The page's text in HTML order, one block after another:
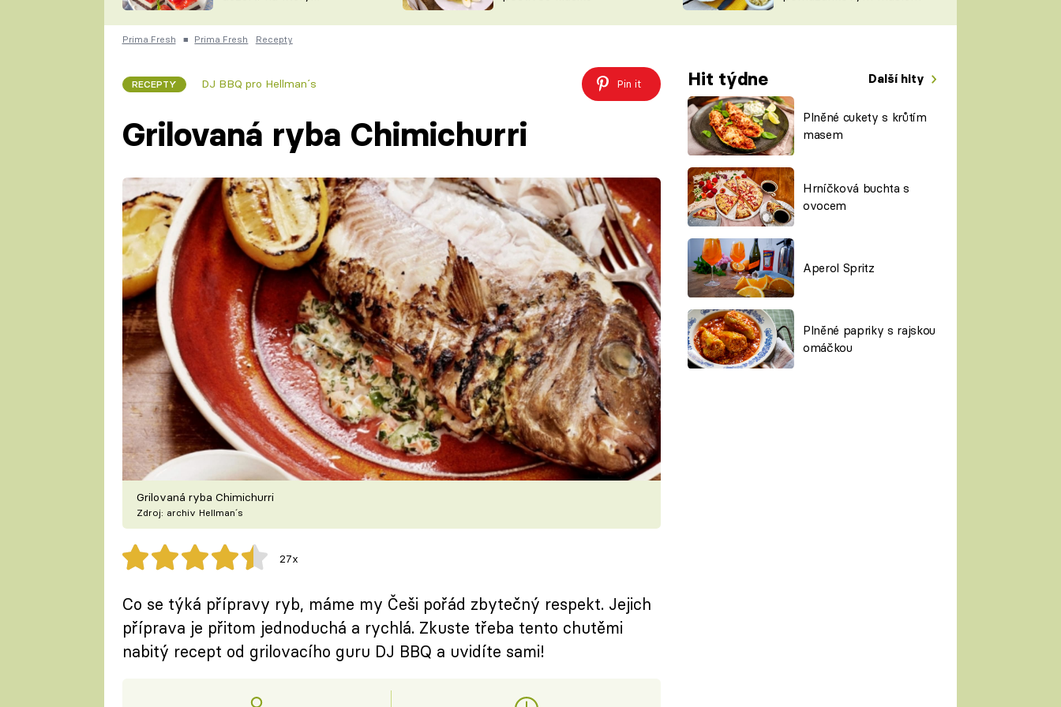
ČESKO NA TALÍŘI
KUCHAŘKA
VYCHYTÁVKY
ŠÉFREDAKTORKY
ČASOPIS
Prima Fresh ■ Prima Fresh Recepty
RECEPTY DJ BBQ pro Hellman´s Pin it Hit týdne Další hity
Plněné cukety s krůtím
masem
Hrníčková buchta s
ovocem
Aperol Spritz
Plněné papriky s rajskou
omáčkou
Grilovaná ryba Chimichurri
Grilovaná ryba Chimichurri
Zdroj: archiv Hellman´s
27x
Co se týká přípravy ryb, máme my Češi pořád zbytečný respekt. Jejich
příprava je přitom jednoduchá a rychlá. Zkuste třeba tento chutěmi
nabitý recept od grilovacího guru DJ BBQ a uvidíte sami!